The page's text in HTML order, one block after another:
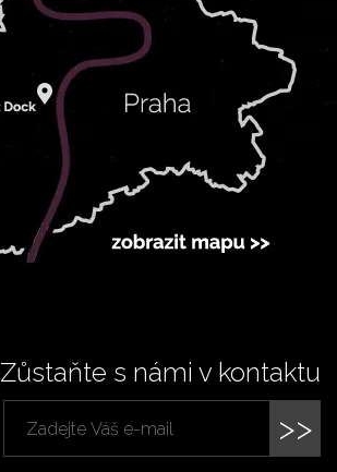
Zůstaňte s námi v kontaktu
>>